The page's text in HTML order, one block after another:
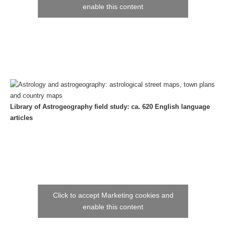
enable this content
Library of Astrogeography field study: ca. 620 English language
articles
Click to accept Marketing cookies and
enable this content